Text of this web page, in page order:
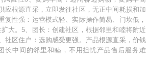
应根源直采，立即发往社区，无正中间耗损和加
复性强：运营模式轻、实际操作简易、门坎低，
大。5、团长：创建社区，根据邻里和睦将附近
社区住户：选购感受更强。产品根源直采，价钱
长中间的邻里和睦，不用担忧产品售后服务难